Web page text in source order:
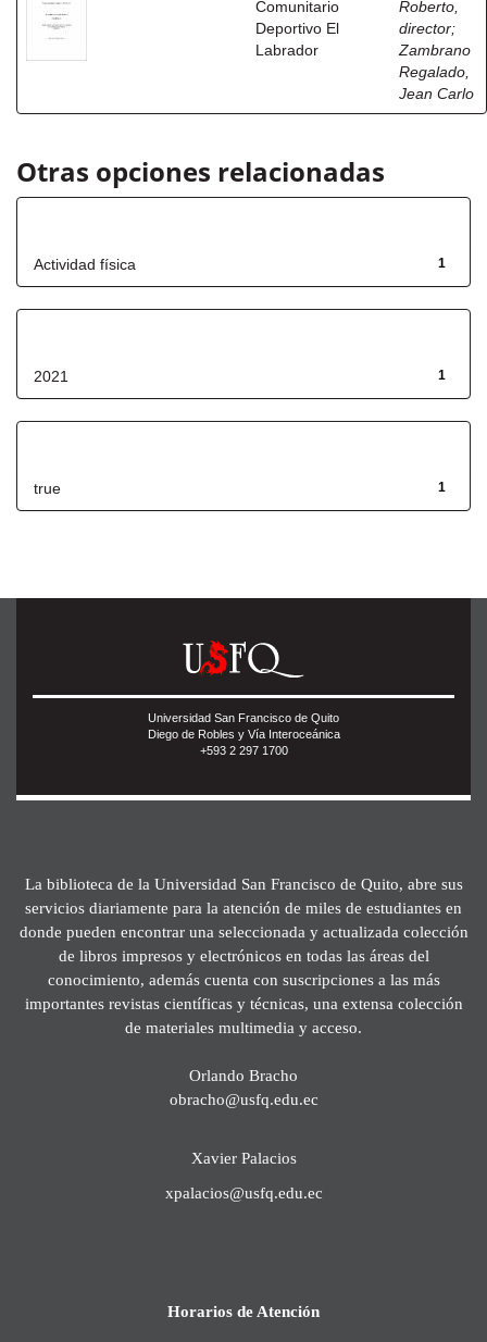
Comunitario
Deportivo El
Labrador
Roberto,
director;
Zambrano
Regalado,
Jean Carlo
Otras opciones relacionadas
1
Actividad física
1
2021
1
true
Universidad San Francisco de Quito
Diego de Robles y Vía Interoceánica
+593 2 297 1700
La biblioteca de la Universidad San Francisco de Quito, abre sus
servicios diariamente para la atención de miles de estudiantes en
donde pueden encontrar una seleccionada y actualizada colección
de libros impresos y electrónicos en todas las áreas del
conocimiento, además cuenta con suscripciones a las más
importantes revistas científicas y técnicas, una extensa colección
de materiales multimedia y acceso.
Orlando Bracho
obracho@usfq.edu.ec
Xavier Palacios
xpalacios@usfq.edu.ec
Horarios de Atención